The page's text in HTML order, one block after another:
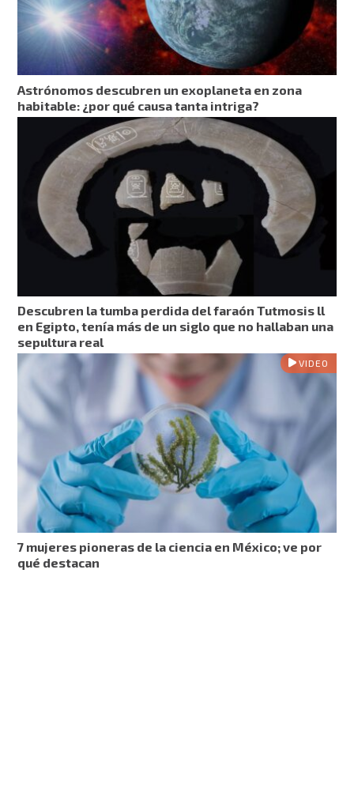
Astrónomos descubren un exoplaneta en zona
habitable: ¿por qué causa tanta intriga?
Descubren la tumba perdida del faraón Tutmosis ll
en Egipto, tenía más de un siglo que no hallaban una
sepultura real
VIDEO
7 mujeres pioneras de la ciencia en México; ve por
qué destacan